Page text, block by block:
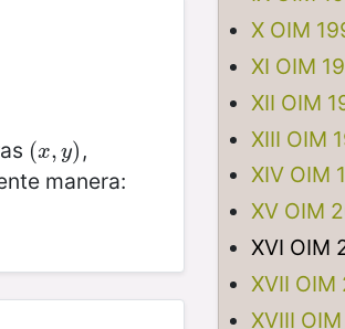
(x, y)
(x,y) ,
manera:
X OIM
XI OIM
XII OIM
XIII OIM
XIV OIM
XV OIM
XVI OIM
XVII OIM
XVIII